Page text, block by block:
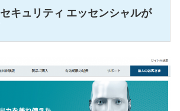
キュリティ エッセンシャルが